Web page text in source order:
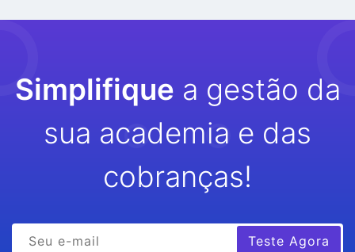
Simplifique a gestão da
sua academia e das
cobranças!
Teste Agora